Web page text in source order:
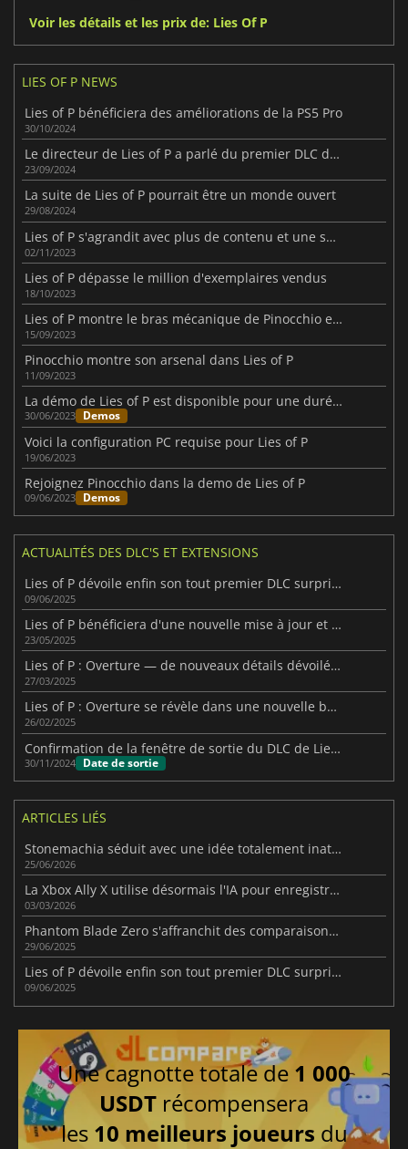
Voir les détails et les prix de: Lies Of P
LIES OF P NEWS
Lies of P bénéficiera des améliorations de la PS5 Pro
30/10/2024
Le directeur de Lies of P a parlé du premier DLC du jeu
23/09/2024
La suite de Lies of P pourrait être un monde ouvert
29/08/2024
Lies of P s'agrandit avec plus de contenu et une suite
02/11/2023
Lies of P dépasse le million d'exemplaires vendus
18/10/2023
Lies of P montre le bras mécanique de Pinocchio en action
15/09/2023
Pinocchio montre son arsenal dans Lies of P
11/09/2023
La démo de Lies of P est disponible pour une durée indéterminée.
30/06/2023 Demos
Voici la configuration PC requise pour Lies of P
19/06/2023
Rejoignez Pinocchio dans la demo de Lies of P
09/06/2023 Demos
ACTUALITÉS DES DLC'S ET EXTENSIONS
Lies of P dévoile enfin son tout premier DLC surprise !
09/06/2025
Lies of P bénéficiera d'une nouvelle mise à jour et de son DLC plus tard dans l'année.
23/05/2025
Lies of P : Overture — de nouveaux détails dévoilés sur le DLC à venir
27/03/2025
Lies of P : Overture se révèle dans une nouvelle bande-annonce captivante
26/02/2025
Confirmation de la fenêtre de sortie du DLC de Lies of P
30/11/2024 Date de sortie
ARTICLES LIÉS
Stonemachia séduit avec une idée totalement inattendue
25/06/2026
La Xbox Ally X utilise désormais l'IA pour enregistrer les matchs et créer automatiquement les meilleurs moments de la partie.
03/03/2026
Phantom Blade Zero s'affranchit des comparaisons avec Soulslike
29/06/2025
Lies of P dévoile enfin son tout premier DLC surprise !
09/06/2025
Une cagnotte totale de 1 000
USDT récompensera
les 10 meilleurs joueurs du